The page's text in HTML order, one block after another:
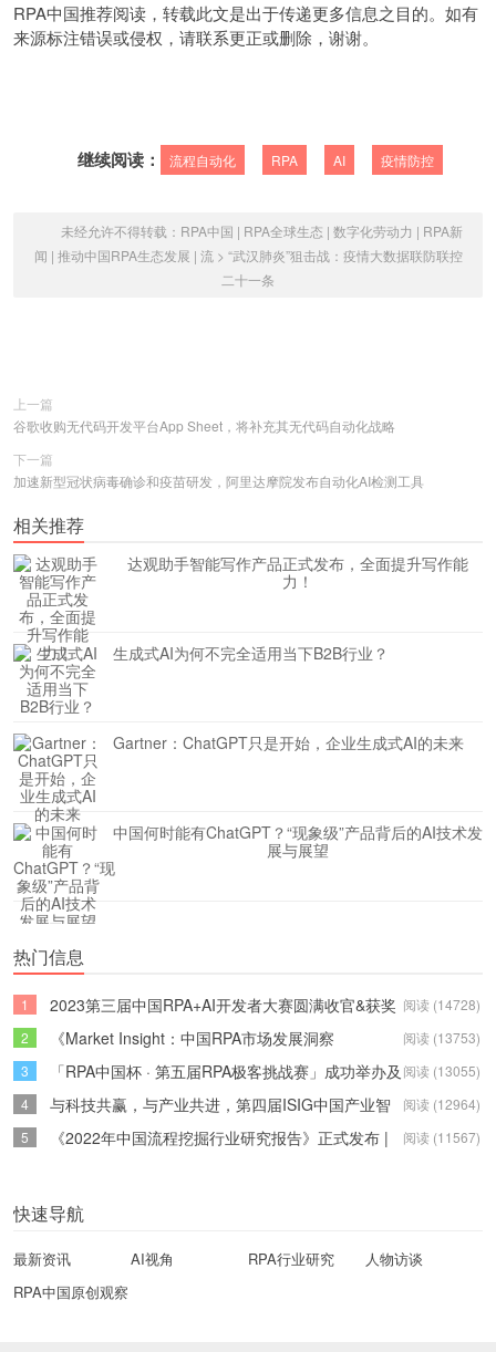
RPA中国推荐阅读，转载此文是出于传递更多信息之目的。如有
来源标注错误或侵权，请联系更正或删除，谢谢。
继续阅读： 流程自动化 RPA AI 疫情防控
未经允许不得转载： RPA中国 | RPA全球生态 | 数字化劳动力 | RPA新
闻 | 推动中国RPA生态发展 | 流 > “武汉肺炎”狙击战：疫情大数据联防联控
二十一条
上一篇
谷歌收购无代码开发平台App Sheet，将补充其无代码自动化战略
下一篇
加速新型冠状病毒确诊和疫苗研发，阿里达摩院发布自动化AI检测工具
相关推荐
达观助手智能写作产品正式发布，全面提升写作能
力！
生成式AI为何不完全适用当下B2B行业？
Gartner：ChatGPT只是开始，企业生成式AI的未来
​中国何时能有ChatGPT？“现象级”产品背后的AI技术发
展与展望
热门信息
阅读 (14728)
1
2023第三届中国RPA+AI开发者大赛圆满收官&获奖
名单公示
阅读 (13753)
2
《Market Insight：中国RPA市场发展洞察
（2022）》报告正式发布 | RPA中国
阅读 (13055)
3
「RPA中国杯 · 第五届RPA极客挑战赛」成功举办及
获奖名单公示
阅读 (12964)
4
与科技共赢，与产业共进，第四届ISIG中国产业智
能大会成功召开
阅读 (11567)
5
《2022年中国流程挖掘行业研究报告》正式发布 |
快速导航
最新资讯 AI视角 RPA行业研究
人物访谈
RPA中国原创观察